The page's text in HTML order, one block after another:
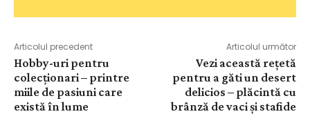
Articolul precedent
Hobby-uri pentru
colecționari – printre
miile de pasiuni care
există în lume
Articolul următor
Vezi această rețetă
pentru a găti un desert
delicios – plăcintă cu
brânză de vaci și stafide